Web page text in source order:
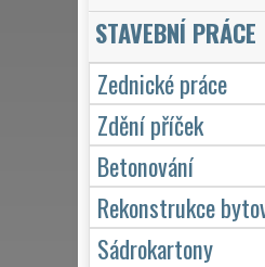
STAVEBNÍ PRÁCE
Zednické práce
Zdění příček
Betonování
Rekonstrukce
Sádrokartony